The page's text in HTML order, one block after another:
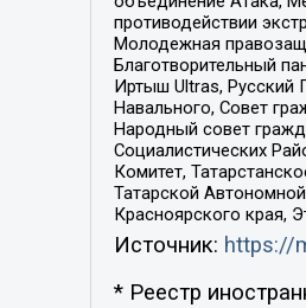
противодействии
Молодежная
Благотворительный
Иртыш Ultras,
Навального, Совет
Народный совет
Социалистических
Комитет,
Татарской
Красноярского края,
Источник: https://
* Реестр